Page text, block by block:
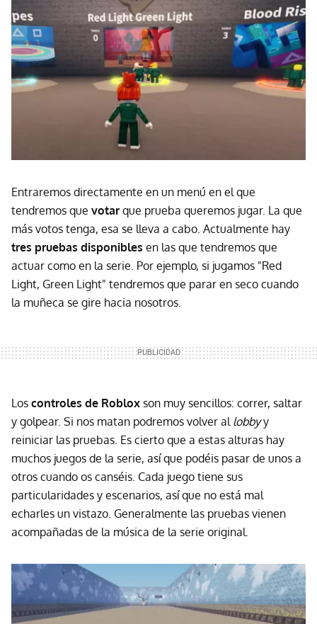
Entraremos directamente en un menú en el que
tendremos que votar que prueba queremos jugar. La que
más votos tenga, esa se lleva a cabo. Actualmente hay
tres pruebas disponibles en las que tendremos que
actuar como en la serie. Por ejemplo, si jugamos "Red
Light, Green Light" tendremos que parar en seco cuando
la muñeca se gire hacia nosotros.
Los controles de Roblox son muy sencillos: correr, saltar
y golpear. Si nos matan podremos volver al lobbyy
reiniciar las pruebas. Es cierto que a estas alturas hay
muchos juegos de la serie, así que podéis pasar de unos a
otros cuando os canséis. Cada juego tiene sus
particularidades y escenarios, así que no está mal
echarles un vistazo. Generalmente las pruebas vienen
acompañadas de la música de la serie original.